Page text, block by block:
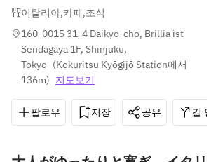
이탈리아,카페,조식
160-0015 31-4 Daikyo-cho, Brillia ist
Sendagaya 1F, Shinjuku,
Tokyo (Kokuritsu Kyōgijō Station에서
136m) 지도보기
팔로우 저장 공유 길 안내